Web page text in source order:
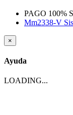
PAGO 100%
Mm2338-V
×
Ayuda
LOADING...